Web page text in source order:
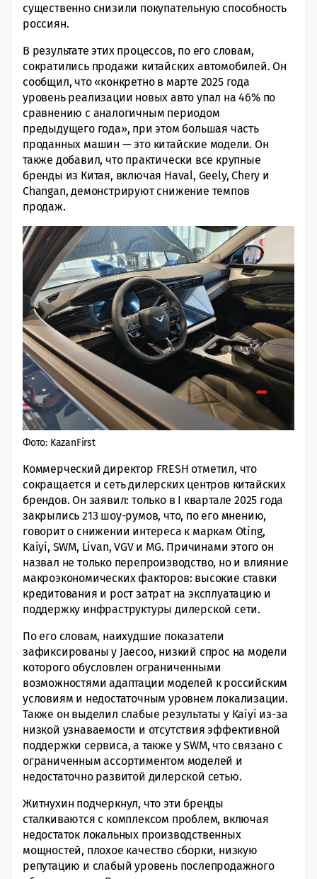
существенно снизили покупательную способность
россиян.
В результате этих процессов, по его словам,
сократились продажи китайских автомобилей. Он
сообщил, что «конкретно в марте 2025 года
уровень реализации новых авто упал на 46% по
сравнению с аналогичным периодом
предыдущего года», при этом большая часть
проданных машин — это китайские модели. Он
также добавил, что практически все крупные
бренды из Китая, включая Haval, Geely, Chery и
Changan, демонстрируют снижение темпов
продаж.
Фото: KazanFirst
Коммерческий директор FRESH отметил, что
сокращается и сеть дилерских центров китайских
брендов. Он заявил: только в I квартале 2025 года
закрылись 213 шоу-румов, что, по его мнению,
говорит о снижении интереса к маркам Oting,
Kaiyi, SWM, Livan, VGV и MG. Причинами этого он
назвал не только перепроизводство, но и влияние
макроэкономических факторов: высокие ставки
кредитования и рост затрат на эксплуатацию и
поддержку инфраструктуры дилерской сети.
По его словам, наихудшие показатели
зафиксированы у Jaecoo, низкий спрос на модели
которого обусловлен ограниченными
возможностями адаптации моделей к российским
условиям и недостаточным уровнем локализации.
Также он выделил слабые результаты у Kaiyi из-за
низкой узнаваемости и отсутствия эффективной
поддержки сервиса, а также у SWM, что связано с
ограниченным ассортиментом моделей и
недостаточно развитой дилерской сетью.
Житнухин подчеркнул, что эти бренды
сталкиваются с комплексом проблем, включая
недостаток локальных производственных
мощностей, плохое качество сборки, низкую
репутацию и слабый уровень послепродажного